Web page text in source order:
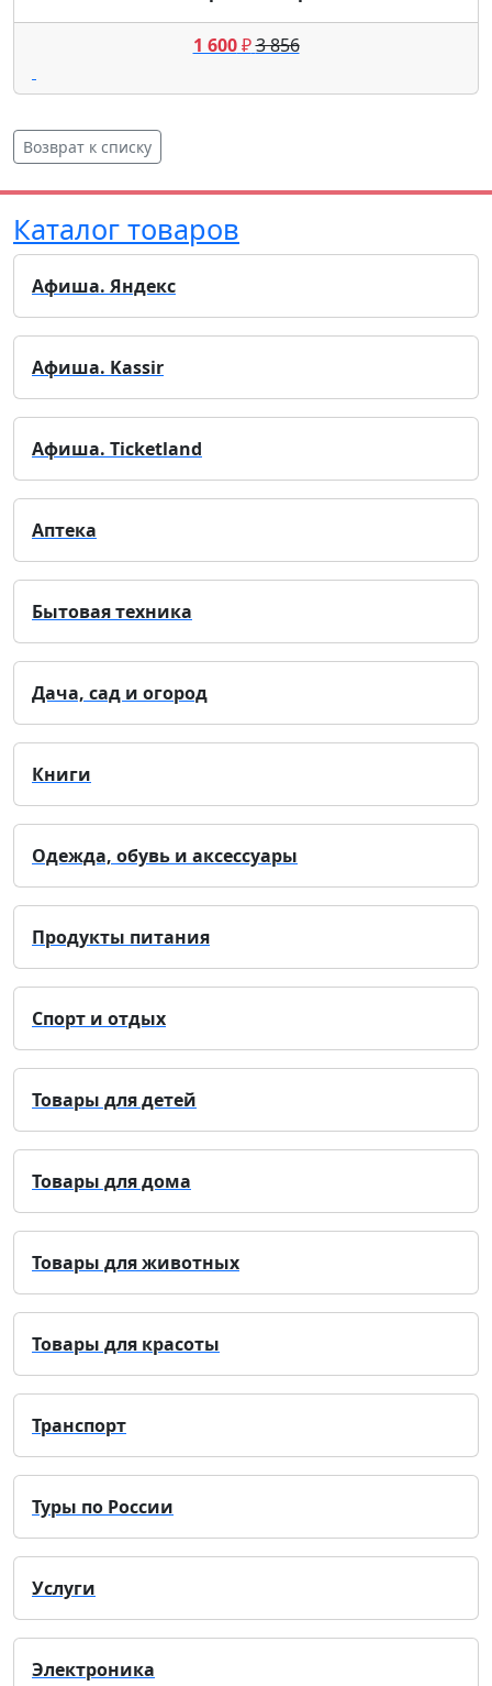
1 600₽3 856
Возврат к списку
Каталог товаров
Афиша. Яндекс
Афиша. Kassir
Афиша. Ticketland
Аптека
Бытовая техника
Дача, сад и огород
Книги
Одежда, обувь и аксессуары
Продукты питания
Спорт и отдых
Товары для детей
Товары для дома
Товары для животных
Товары для красоты
Транспорт
Туры по России
Услуги
Электроника